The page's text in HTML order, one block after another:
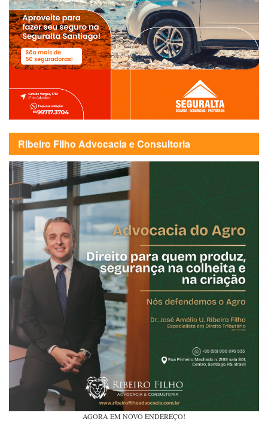
Ribeiro Filho Advocacia e Consultoria
AGORA EM NOVO ENDEREÇO!